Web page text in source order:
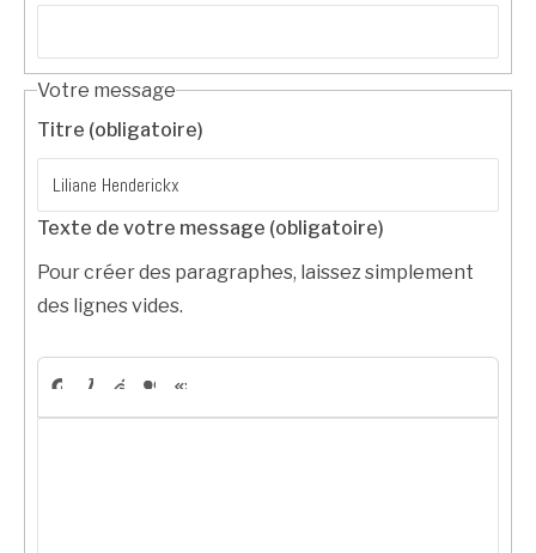
Votre message
Titre (obligatoire)
Texte de votre message (obligatoire)
Pour créer des paragraphes, laissez simplement
des lignes vides.